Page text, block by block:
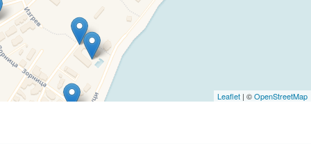
Leaflet | ©OpenStreetMap